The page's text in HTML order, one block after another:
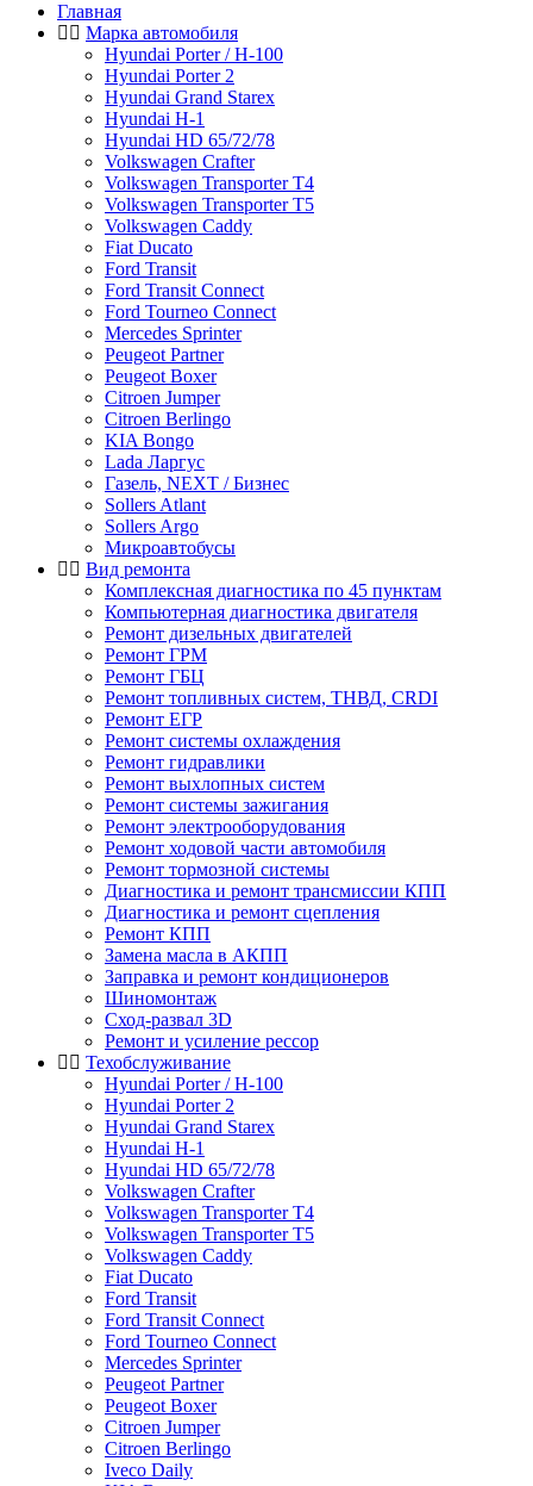
Главная
Марка автомобиля
Hyundai Porter / H-100
Hyundai Porter 2
Hyundai Grand Starex
Hyundai H-1
Hyundai HD 65/72/78
Volkswagen Crafter
Volkswagen Transporter T4
Volkswagen Transporter T5
Volkswagen Caddy
Fiat Ducato
Ford Transit
Ford Transit Connect
Ford Tourneo Connect
Mercedes Sprinter
Peugeot Partner
Peugeot Boxer
Citroen Jumper
Citroen Berlingo
KIA Bongo
Lada Ларгус
Газель, NEXT / Бизнес
Sollers Atlant
Sollers Argo
Микроавтобусы
Вид ремонта
Комплексная диагностика по 45 пунктам
Компьютерная диагностика двигателя
Ремонт дизельных двигателей
Ремонт ГРМ
Ремонт ГБЦ
Ремонт топливных систем, ТНВД, CRDI
Ремонт ЕГР
Ремонт системы охлаждения
Ремонт гидравлики
Ремонт выхлопных систем
Ремонт системы зажигания
Ремонт электрооборудования
Ремонт ходовой части автомобиля
Ремонт тормозной системы
Диагностика и ремонт трансмиссии КПП
Диагностика и ремонт сцепления
Ремонт КПП
Замена масла в АКПП
Заправка и ремонт кондиционеров
Шиномонтаж
Сход-развал 3D
Ремонт и усиление рессор
Техобслуживание
Hyundai Porter / H-100
Hyundai Porter 2
Hyundai Grand Starex
Hyundai H-1
Hyundai HD 65/72/78
Volkswagen Crafter
Volkswagen Transporter T4
Volkswagen Transporter T5
Volkswagen Caddy
Fiat Ducato
Ford Transit
Ford Transit Connect
Ford Tourneo Connect
Mercedes Sprinter
Peugeot Partner
Peugeot Boxer
Citroen Jumper
Citroen Berlingo
Iveco Daily